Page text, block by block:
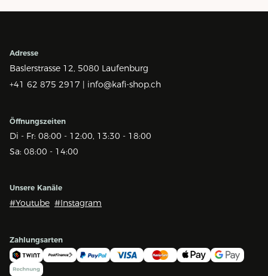
Adresse
Baslerstrasse 12, 5080 Laufenburg
+41 62 875 2917 | info@kafi-shop.ch
Öffnungszeiten
Di - Fr: 08:00 - 12:00, 13:30 - 18:00
Sa: 08:00 - 14:00
Unsere Kanäle
#Youtube #Instagram
Zahlungsarten